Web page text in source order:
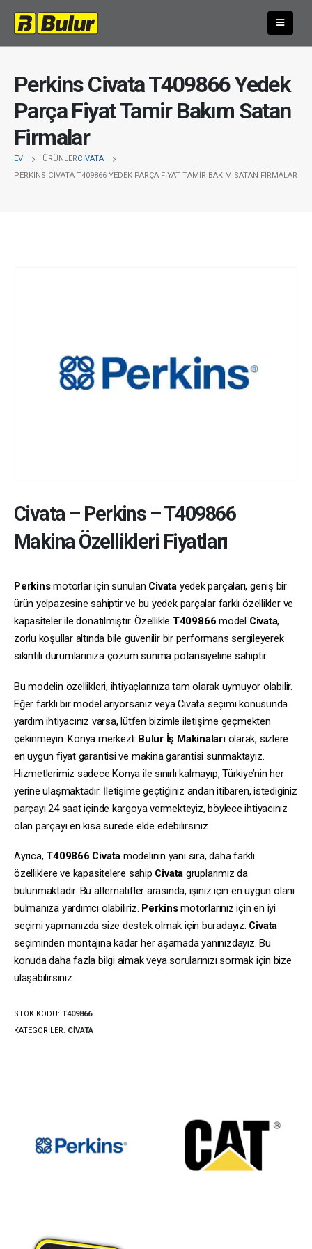
Perkins Civata T409866 Yedek
Parça Fiyat Tamir Bakım Satan
Firmalar
EV ÜRÜNLERCIVATA
PERKINS CIVATA T409866 YEDEK PARÇA FIYAT TAMIR BAKIM SATAN FIRMALAR
Civata– Perkins–T409866
Makina Özellikleri Fiyatları
Perkinsmotorlar için sunulan Civata yedek parçaları, geniş bir
ürün yelpazesine sahiptir ve bu yedek parçalar farklı özellikler ve
kapasiteler ile donatılmıştır. Özellikle T409866 model Civata,
zorlu koşullar altında bile güvenilir bir performans sergileyerek
sıkıntılı durumlarınıza çözüm sunma potansiyeline sahiptir.
Bu modelin özellikleri, ihtiyaçlarınıza tam olarak uymuyor olabilir.
Eğer farklı bir model arıyorsanız veya Civata seçimi konusunda
yardım ihtiyacınız varsa, lütfen bizimle iletişime geçmekten
çekinmeyin. Konya merkezli Bulur İş Makinalarıolarak, sizlere
en uygun fiyat garantisi ve makina garantisi sunmaktayız.
Hizmetlerimiz sadece Konya ile sınırlı kalmayıp, Türkiye’nin her
yerine ulaşmaktadır. İletişime geçtiğiniz andan itibaren, istediğiniz
parçayı 24 saat içinde kargoya vermekteyiz, böylece ihtiyacınız
olan parçayı en kısa sürede elde edebilirsiniz.
Ayrıca, T409866 Civata modelinin yanı sıra, daha farklı
özelliklere ve kapasitelere sahip Civata gruplarımız da
bulunmaktadır. Bu alternatifler arasında, işiniz için en uygun olanı
bulmanıza yardımcı olabiliriz. Perkinsmotorlarınız için en iyi
seçimi yapmanızda size destek olmak için buradayız. Civata
seçiminden montajına kadar her aşamada yanınızdayız. Bu
konuda daha fazla bilgi almak veya sorularınızı sormak için bize
ulaşabilirsiniz.
STOK KODU: T409866
KATEGORILER: CIVATA